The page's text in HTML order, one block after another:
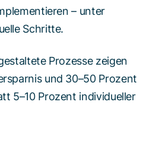
– unter
Schritte.
Prozesse zeigen
und 30–50 Prozent
5–10 Prozent individueller